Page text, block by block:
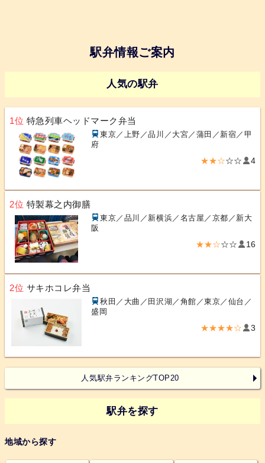
駅弁情報ご案内
人気の駅弁
1位 特急列車ヘッドマーク弁当
東京／上野／品川／大宮／蒲田／新宿／甲
府
★★☆☆☆ 4
2位 特製幕之内御膳
東京／品川／新横浜／名古屋／京都／新大
阪
★★☆☆☆ 16
2位 サキホコレ弁当
秋田／大曲／田沢湖／角館／東京／仙台／
盛岡
★★★★☆ 3
人気駅弁ランキングTOP20
駅弁を探す
地域から探す